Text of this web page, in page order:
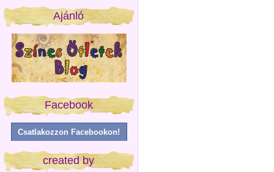
Ajánló
Facebook
Csatlakozzon Facebookon!
created by